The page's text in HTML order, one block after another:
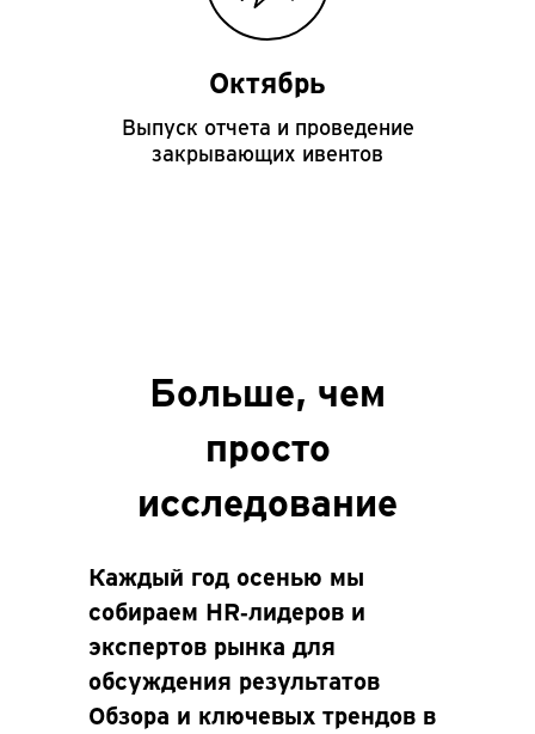
Октябрь
Выпуск отчета и проведение
закрывающих ивентов
Каждый год осенью мы
собираем HR‑лидеров и
экспертов рынка для
обсуждения результатов
Обзора и ключевых трендов в
Больше, чем
просто
исследование